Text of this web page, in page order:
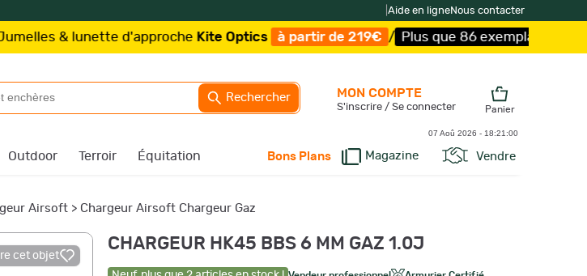
Aide en ligneNous contacter
d'approcheKite Optics à partir de 219€ / Plus que 86 exemplaires ! /Livraison
Rechercher
Outdoor Terroir Équitation Bons Plans Magazine Vendre
MON COMPTE
S'inscrire / Se connecter Panier
07 Aoû 2026 - 18:21:01
Airsoft > Chargeur Airsoft Chargeur Gaz
cet objet
CHARGEUR HK45 BBS 6 MM GAZ 1.0J